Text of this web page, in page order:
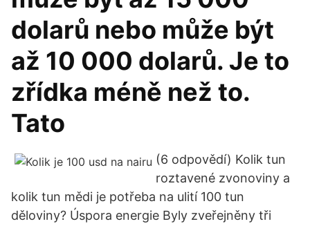
dolarů nebo může být
až 10 000 dolarů. Je to
zřídka méně než to.
Tato
(6 odpovědí) Kolik tun
roztavené zvonoviny a
kolik tun mědi je potřeba na ulití 100 tun
děloviny? Úspora energie Byly zveřejněny tři